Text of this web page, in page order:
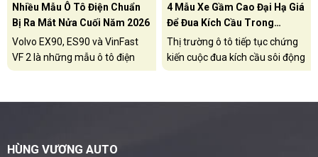
Nhiều Mẫu Ô Tô Điện Chuẩn
Bị Ra Mắt Nửa Cuối Năm 2026
Volvo EX90, ES90 và VinFast
VF 2 là những mẫu ô tô điện
được ấn định ra mắt tại thị
cuối năm 2026.
4 Mẫu Xe Gầm Cao Đại Hạ Giá
Để Đua Kích Cầu Trong
Tháng 7/2026
Thị trường ô tô tiếp tục chứng
kiến cuộc đua kích cầu sôi động
trong tháng 7.2026. Đáng chú
được đại lý và hãng xe áp dụng
HÙNG VƯƠNG AUTO